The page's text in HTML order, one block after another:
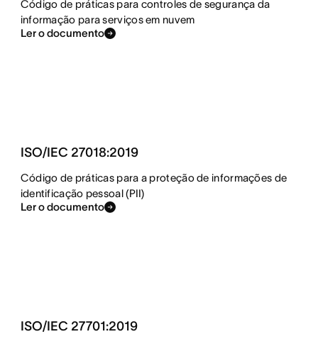
Código de práticas para controles de segurança da
informação para serviços em nuvem
Ler o documento
ISO/IEC 27018:2019
Código de práticas para a proteção de informações de
identificação pessoal (PII)
Ler o documento
ISO/IEC 27701:2019